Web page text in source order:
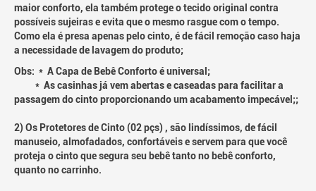
maior conforto, ela também protege o tecido original contra
possíveis sujeiras e evita que o mesmo rasgue com o tempo.
Como ela é presa apenas pelo cinto, é de fácil remoção caso haja
a necessidade de lavagem do produto;
Obs: * A Capa de Bebê Conforto é universal;
* As casinhas já vem abertas e caseadas para facilitar a
passagem do cinto proporcionando um acabamento impecável;;
2) Os Protetores de Cinto (02 pçs) , são lindíssimos, de fácil
manuseio, almofadados, confortáveis e servem para que você
proteja o cinto que segura seu bebê tanto no bebê conforto,
quanto no carrinho.